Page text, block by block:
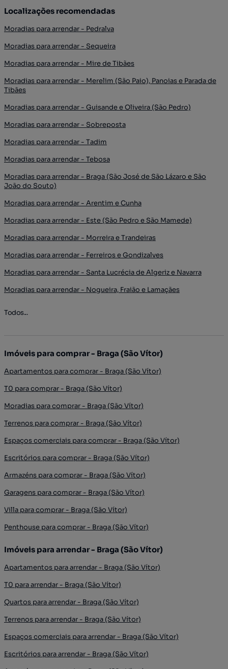
Localizações recomendadas
Moradias para arrendar - Pedralva
Moradias para arrendar - Sequeira
Moradias para arrendar - Mire de Tibães
Moradias para arrendar - Merelim (São Paio), Panoias e Parada de
Tibães
Moradias para arrendar - Guisande e Oliveira (São Pedro)
Moradias para arrendar - Sobreposta
Moradias para arrendar - Tadim
Moradias para arrendar - Tebosa
Moradias para arrendar - Braga (São José de São Lázaro e São
João do Souto)
Moradias para arrendar - Arentim e Cunha
Moradias para arrendar - Este (São Pedro e São Mamede)
Moradias para arrendar - Morreira e Trandeiras
Moradias para arrendar - Ferreiros e Gondizalves
Moradias para arrendar - Santa Lucrécia de Algeriz e Navarra
Moradias para arrendar - Nogueira, Fraião e Lamaçães
Todos...
Imóveis para comprar - Braga (São Vítor)
Apartamentos para comprar - Braga (São Vítor)
T0 para comprar - Braga (São Vítor)
Moradias para comprar - Braga (São Vítor)
Terrenos para comprar - Braga (São Vítor)
Espaços comerciais para comprar - Braga (São Vítor)
Escritórios para comprar - Braga (São Vítor)
Armazéns para comprar - Braga (São Vítor)
Garagens para comprar - Braga (São Vítor)
Villa para comprar - Braga (São Vítor)
Penthouse para comprar - Braga (São Vítor)
Imóveis para arrendar - Braga (São Vítor)
Apartamentos para arrendar - Braga (São Vítor)
T0 para arrendar - Braga (São Vítor)
Quartos para arrendar - Braga (São Vítor)
Terrenos para arrendar - Braga (São Vítor)
Espaços comerciais para arrendar - Braga (São Vítor)
Escritórios para arrendar - Braga (São Vítor)